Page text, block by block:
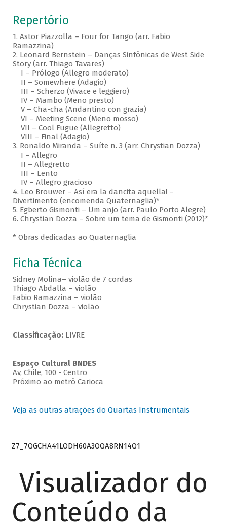
Repertório
1. Astor Piazzolla – Four for Tango (arr. Fabio
Ramazzina)
2. Leonard Bernstein – Danças Sinfônicas de West Side
Story (arr. Thiago Tavares)
I – Prólogo (Allegro moderato)
II – Somewhere (Adagio)
III – Scherzo (Vivace e leggiero)
IV – Mambo (Meno presto)
V – Cha-cha (Andantino con grazia)
VI – Meeting Scene (Meno mosso)
VII – Cool Fugue (Allegretto)
VIII – Final (Adagio)
3. Ronaldo Miranda – Suíte n. 3 (arr. Chrystian Dozza)
I – Allegro
II – Allegretto
III – Lento
IV – Allegro gracioso
4. Leo Brouwer – Así era la dancita aquella! –
Divertimento (encomenda Quaternaglia)*
5. Egberto Gismonti – Um anjo (arr. Paulo Porto Alegre)
6. Chrystian Dozza – Sobre um tema de Gismonti (2012)*
* Obras dedicadas ao Quaternaglia
Ficha Técnica
Sidney Molina– violão de 7 cordas
Thiago Abdalla – violão
Fabio Ramazzina – violão
Chrystian Dozza – violão
Classificação: LIVRE
Espaço Cultural BNDES
Av, Chile, 100 - Centro
Próximo ao metrô Carioca
Veja as outras atrações do Quartas Instrumentais
Z7_7QGCHA41LODH60A3OQA8RN14Q1
Visualizador do
Conteúdo da